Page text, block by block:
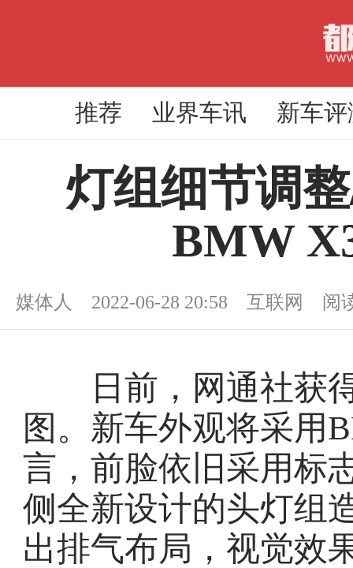
推荐 业界车讯 新车评
灯组细节调
BMW
媒体人 2022-06-28 20:58 互联网 阅
日前，网通社获得
图。新车外观将采用
言，前脸依旧采用标
侧全新设计的头灯组
出排气布局，视觉效